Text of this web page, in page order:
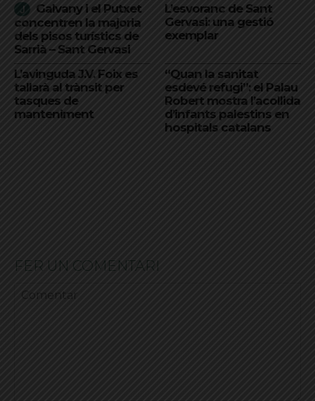
Galvany i el Putxet
concentren la majoria
dels pisos turístics de
Sarrià – Sant Gervasi
L’esvoranc de Sant
Gervasi: una gestió
exemplar
L’avinguda J.V. Foix es
tallarà al trànsit per
tasques de
manteniment
“Quan la sanitat
esdevé refugi”: el Palau
Robert mostra l’acollida
d’infants palestins en
hospitals catalans
FER UN COMENTARI